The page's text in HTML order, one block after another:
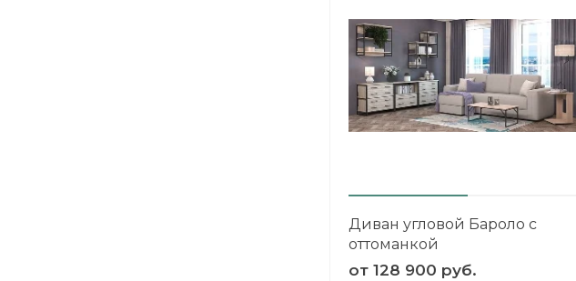
Диван угловой Бароло с
оттоманкой
от 128 900 руб.